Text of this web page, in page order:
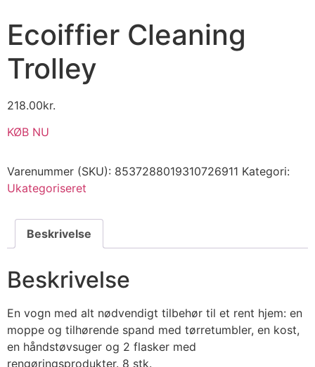
Ecoiffier Cleaning
Trolley
218.00kr.
KØB NU
Varenummer (SKU): 8537288019310726911 Kategori:
Ukategoriseret
Beskrivelse
Beskrivelse
En vogn med alt nødvendigt tilbehør til et rent hjem: en
moppe og tilhørende spand med tørretumbler, en kost,
en håndstøvsuger og 2 flasker med
rengøringsprodukter. 8 stk.